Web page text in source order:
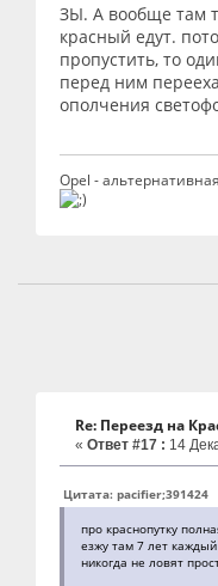
ЗЫ. А вообще там
красный едут.
пропустить, то
перед ним
ополчения
Opel -
Re: Переезд на
« Ответ #17 : 14
Цитата: pacifier;391424
про краснопутку
езжу там 7 лет
никогда не ловят